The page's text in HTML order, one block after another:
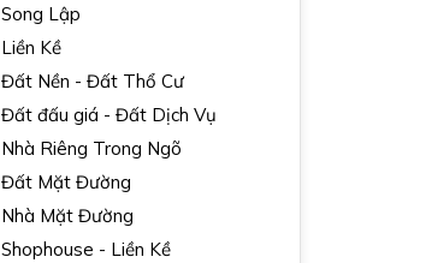
Song Lập
Liền Kề
Đất Nền - Đất Thổ Cư
Đất đấu giá - Đất Dịch Vụ
Nhà Riêng Trong Ngõ
Đất Mặt Đường
Nhà Mặt Đường
Shophouse - Liền Kề